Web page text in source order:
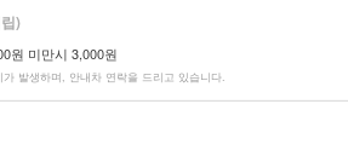
)
원 미만시 3,000원
발생하며, 안내차 연락을 드리고 있습니다.